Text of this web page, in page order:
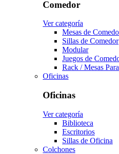
Comedor
Ver categoría
Mesas de
Sillas de Comedor
Modular
Juegos de
Rack / Mesas
Oficinas
Oficinas
Ver categoría
Biblioteca
Escritorios
Sillas de Oficina
Colchones